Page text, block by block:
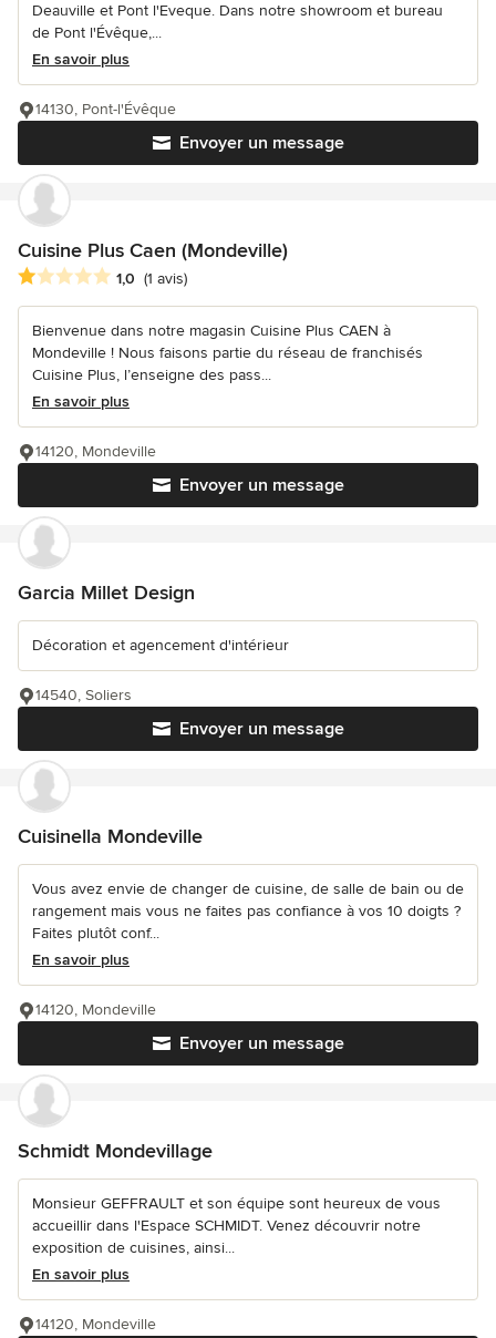
Deauville et Pont l'Eveque. Dans notre showroom et bureau
de Pont l'Évêque,...
En savoir plus
Envoyer un message
14130, Pont-l'Évêque
Cuisine Plus Caen (Mondeville)
Note moyenne : 1 étoiles sur 5
1,0 (1 avis)
Bienvenue dans notre magasin Cuisine Plus CAEN à
Mondeville ! Nous faisons partie du réseau de franchisés
Cuisine Plus, l’enseigne des pass...
En savoir plus
Envoyer un message
14120, Mondeville
Garcia Millet Design
Décoration et agencement d'intérieur
Envoyer un message
14540, Soliers
Cuisinella Mondeville
Vous avez envie de changer de cuisine, de salle de bain ou de
rangement mais vous ne faites pas confiance à vos 10 doigts ?
Faites plutôt conf...
En savoir plus
Envoyer un message
14120, Mondeville
Schmidt Mondevillage
Monsieur GEFFRAULT et son équipe sont heureux de vous
accueillir dans l'Espace SCHMIDT. Venez découvrir notre
exposition de cuisines, ainsi...
En savoir plus
14120, Mondeville